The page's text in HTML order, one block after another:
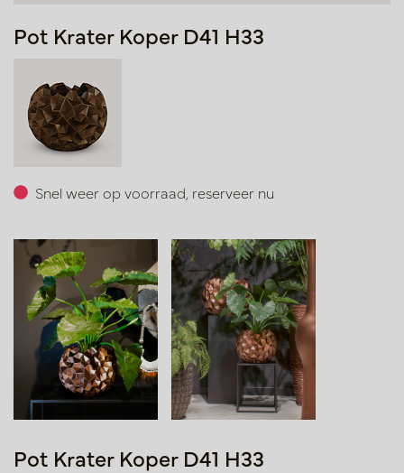
Pot Krater Koper D41 H33
Snel weer op voorraad, reserveer nu
Pot Krater Koper D41 H33